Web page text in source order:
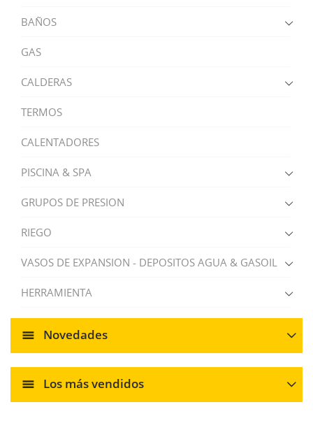
BAÑOS
GAS
CALDERAS
TERMOS
CALENTADORES
PISCINA & SPA
GRUPOS DE PRESION
RIEGO
VASOS DE EXPANSION - DEPOSITOS AGUA & GASOIL
HERRAMIENTA
Novedades
Los más vendidos